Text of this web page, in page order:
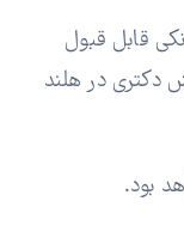
قابل قبول
دکتری در هلند
بود.